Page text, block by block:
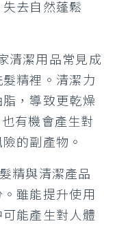
去自然蓬鬆
清潔用品常見成
精裡。清潔力
，導致更乾燥
有機會產生對
的副產物。
精與清潔產品
雖能提升使用
能產生對人體